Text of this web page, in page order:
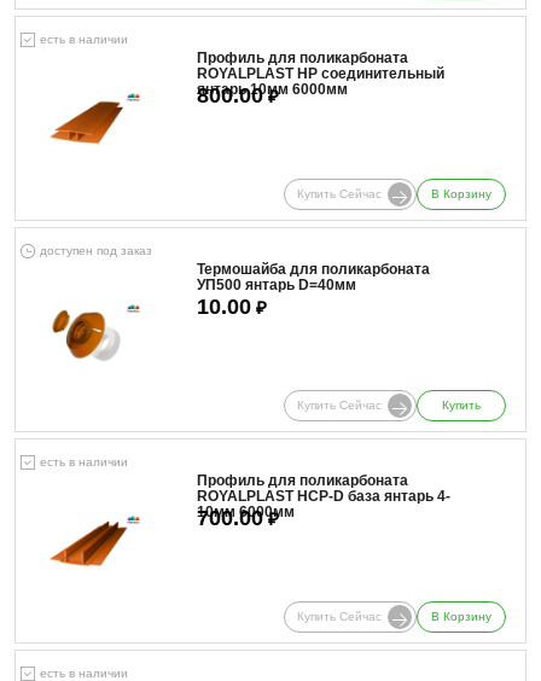
есть в наличии
Профиль для поликарбоната
ROYALPLAST HP соединительный
янтарь 10мм 6000мм
800.00₽
Купить Сейчас В Корзину
доступен под заказ
Термошайба для поликарбоната
УП500 янтарь D=40мм
10.00 ₽
Купить Сейчас Купить
есть в наличии
Профиль для поликарбоната
ROYALPLAST HCP-D база янтарь 4-
10мм 6000мм
700.00₽
Купить Сейчас В Корзину
есть в наличии